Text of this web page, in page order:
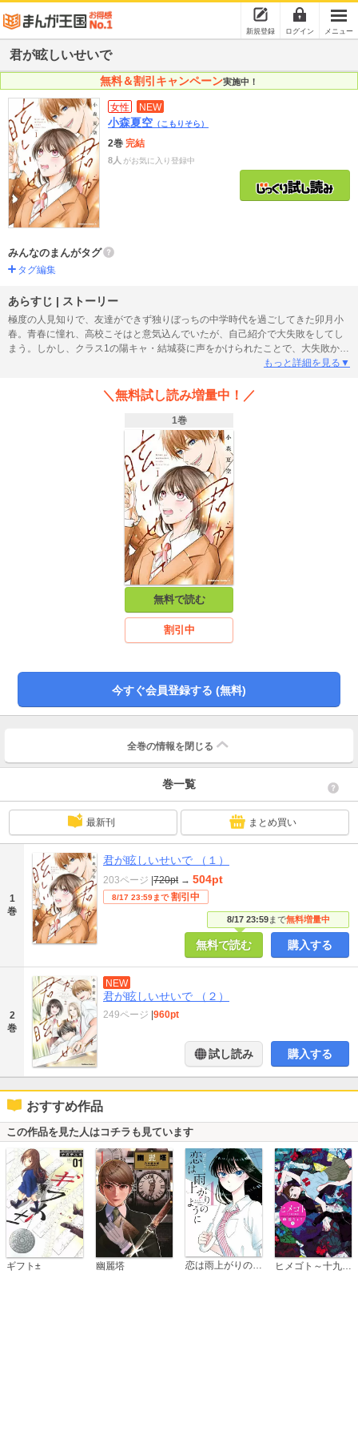
新規登録 ログイン メニュー
君が眩しいせいで
無料＆割引キャンペーン実施中！
女性 NEW
小森夏空 （こもりそら）
2巻 完結
8人 がお気に入り登録中
みんなのまんがタグ
タグ編集
あらすじ | ストーリー
極度の人見知りで、友達ができず独りぼっちの中学時代を過ごしてきた卯月小
春。青春に憧れ、高校こそはと意気込んでいたが、自己紹介で大失敗をしてし
まう。しかし、クラス1の陽キャ・結城葵に声をかけられたことで、大失敗から
始まった小春の高校生活に変化が…？人見知り女子・卯月小春、クラス1の陽キ
ストもバラバラな4人の、恋と友情の物語！
もっと詳細を見る▼
＼無料試し読み増量中！／
1巻
無料で読む
割引中
今すぐ会員登録する (無料)
全巻の情報を 閉じる
巻一覧
最新刊 まとめ買い
1
巻
君が眩しいせいで （１）
8/17 23:59まで無料増量中
203ページ |720pt → 504pt
8/17 23:59まで 割引中
無料で読む 購入する
2
巻
NEW
君が眩しいせいで （２）
249ページ 960pt
試し読み 購入する
おすすめ作品
この作品を見た人はコチラも見ています
ギフト± 幽麗塔 恋は雨上がりのように